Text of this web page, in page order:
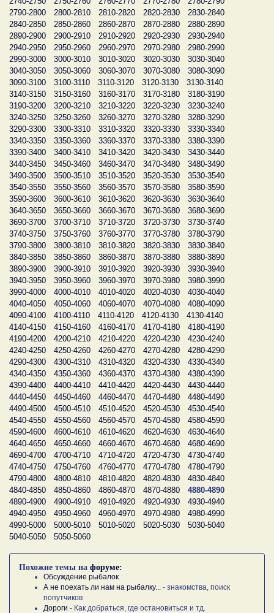
2790-2800
2800-2810 2810-2820 2820-2830
2830-2840
2840-2850
2850-2860 2860-2870 2870-2880
2880-2890
2890-2900
2900-2910 2910-2920 2920-2930
2930-2940
2940-2950
2950-2960 2960-2970 2970-2980
2980-2990
2990-3000
3000-3010 3010-3020 3020-3030
3030-3040
3040-3050
3050-3060 3060-3070 3070-3080
3080-3090
3090-3100
3100-3110 3110-3120 3120-3130
3130-3140
3140-3150
3150-3160 3160-3170 3170-3180
3180-3190
3190-3200
3200-3210 3210-3220 3220-3230
3230-3240
3240-3250
3250-3260 3260-3270 3270-3280
3280-3290
3290-3300
3300-3310 3310-3320 3320-3330
3330-3340
3340-3350
3350-3360 3360-3370 3370-3380
3380-3390
3390-3400
3400-3410 3410-3420 3420-3430
3430-3440
3440-3450
3450-3460 3460-3470 3470-3480
3480-3490
3490-3500
3500-3510 3510-3520 3520-3530
3530-3540
3540-3550
3550-3560 3560-3570 3570-3580
3580-3590
3590-3600
3600-3610 3610-3620 3620-3630
3630-3640
3640-3650
3650-3660 3660-3670 3670-3680
3680-3690
3690-3700
3700-3710 3710-3720 3720-3730
3730-3740
3740-3750
3750-3760 3760-3770 3770-3780
3780-3790
3790-3800
3800-3810 3810-3820 3820-3830
3830-3840
3840-3850
3850-3860 3860-3870 3870-3880
3880-3890
3890-3900
3900-3910 3910-3920 3920-3930
3930-3940
3940-3950
3950-3960 3960-3970 3970-3980
3980-3990
3990-4000
4000-4010 4010-4020 4020-4030
4030-4040
4040-4050
4050-4060 4060-4070 4070-4080
4080-4090
4090-4100
4100-4110 4110-4120 4120-4130
4130-4140
4140-4150
4150-4160 4160-4170 4170-4180
4180-4190
4190-4200
4200-4210 4210-4220 4220-4230
4230-4240
4240-4250
4250-4260 4260-4270 4270-4280
4280-4290
4290-4300
4300-4310 4310-4320 4320-4330
4330-4340
4340-4350
4350-4360 4360-4370 4370-4380
4380-4390
4390-4400
4400-4410 4410-4420 4420-4430
4430-4440
4440-4450
4450-4460 4460-4470 4470-4480
4480-4490
4490-4500
4500-4510 4510-4520 4520-4530
4530-4540
4540-4550
4550-4560 4560-4570 4570-4580
4580-4590
4590-4600
4600-4610 4610-4620 4620-4630
4630-4640
4640-4650
4650-4660 4660-4670 4670-4680
4680-4690
4690-4700
4700-4710 4710-4720 4720-4730
4730-4740
4740-4750
4750-4760 4760-4770 4770-4780
4780-4790
4790-4800
4800-4810 4810-4820 4820-4830
4830-4840
4840-4850
4850-4860 4860-4870 4870-4880
4880-4890
4890-4900
4900-4910 4910-4920 4920-4930
4930-4940
4940-4950
4950-4960 4960-4970 4970-4980
4980-4990
4990-5000
5000-5010 5010-5020 5020-5030
5030-5040
5040-5050
5050-5060
Похожие темы на форуме:
Обсуждение рыбалок
А не поехать ли нам на рыбалку...
- знакомства, поиск
попутчиков
Дороги - Как добраться, где остановиться и тд.